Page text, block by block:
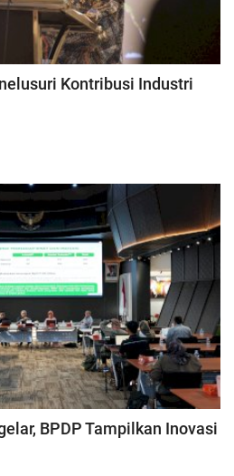
Kontribusi Industri
BPDP Tampilkan Inovasi